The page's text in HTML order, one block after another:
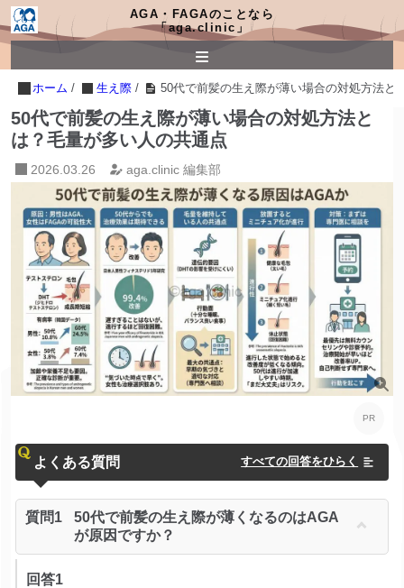
AGA・FAGAのことなら
「aga.clinic」
ホーム / 生え際 / 50代で前髪の生え際が薄い場合の対処方法と
50代で前髪の生え際が薄い場合の対処方法と
は？毛量が多い人の共通点
2026.03.26 aga.clinic 編集部
よくある質問 すべての回答をひらく
質問1
50代で前髪の生え際が薄くなるのはAGA
が原因ですか？
回答1